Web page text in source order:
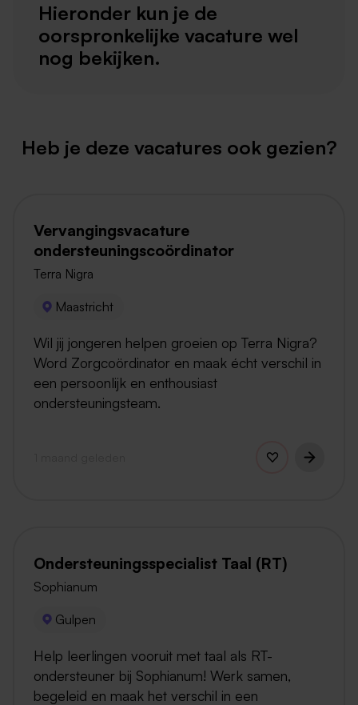
Hieronder kun je de
oorspronkelijke vacature wel
nog bekijken.
Heb je deze vacatures ook gezien?
Vervangingsvacature
ondersteuningscoördinator
Terra Nigra
Maastricht
Wil jij jongeren helpen groeien op Terra Nigra?
Word Zorgcoördinator en maak écht verschil in
een persoonlijk en enthousiast
ondersteuningsteam.
Ondersteuningsspecialist Taal (RT)
Sophianum
Gulpen
Help leerlingen vooruit met taal als RT-
ondersteuner bij Sophianum! Werk samen,
begeleid en maak het verschil in een